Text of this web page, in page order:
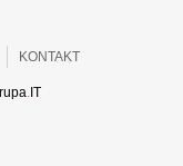
KONTAKT
. IT